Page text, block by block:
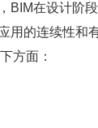
BIM在设计阶
用的连续性和
方面：